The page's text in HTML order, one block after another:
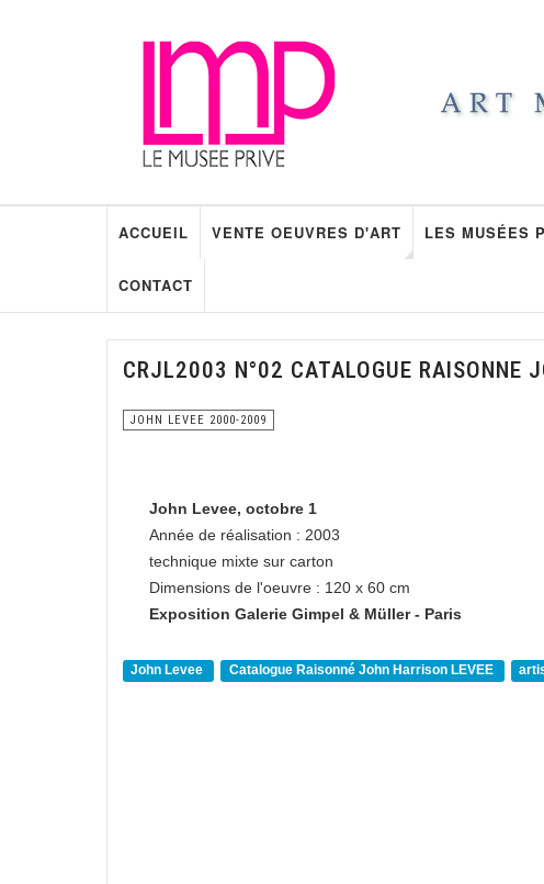
ACCUEIL VENTE OEUVRES D'ART LES MUSÉES
CONTACT
CRJL2003 N°02 CATALOGUE RAISONNE
JOHN LEVEE 2000-2009
John Levee, octobre 1
Année de réalisation : 2003
technique mixte sur carton
Dimensions de l'oeuvre : 120 x 60 cm
Exposition Galerie Gimpel & Müller - Paris
John Levee Catalogue Raisonné John Harrison LEVEE